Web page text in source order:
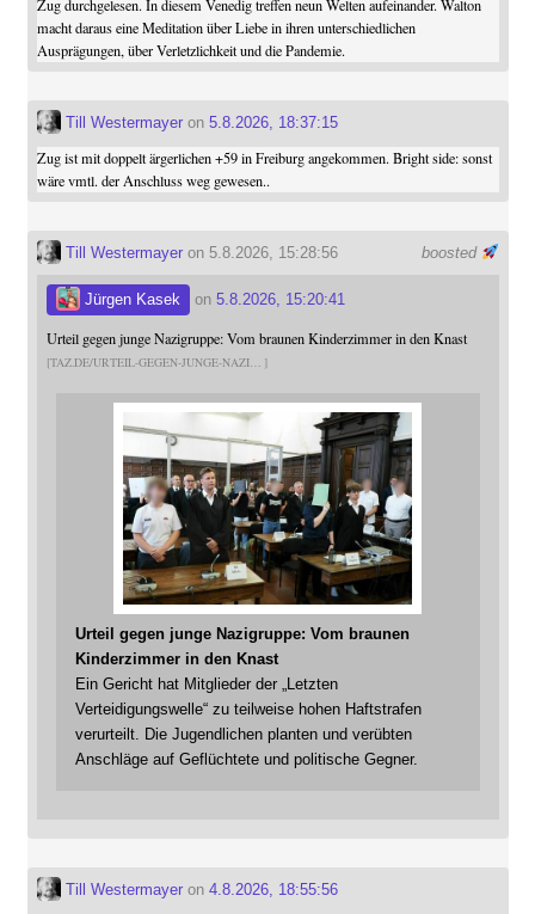
Zug durchgelesen. In diesem Venedig treffen neun Welten aufeinander. Walton
macht daraus eine Meditation über Liebe in ihren unterschiedlichen
Ausprägungen, über Verletzlichkeit und die Pandemie.
Till Westermayeron 5.8.2026, 18:37:15
Zug ist mit doppelt ärgerlichen +59 in Freiburg angekommen. Bright side: sonst
wäre vmtl. der Anschluss weg gewesen..
boosted
Till Westermayeron 5.8.2026, 15:28:56
Jürgen Kasek on 5.8.2026, 15:20:41
Urteil gegen junge Nazigruppe: Vom braunen Kinderzimmer in den Knast
TAZ.DE/URTEIL-GEGEN-JUNGE-NAZI
Urteil gegen junge Nazigruppe: Vom braunen
Kinderzimmer in den Knast
Ein Gericht hat Mitglieder der „Letzten
Verteidigungswelle“ zu teilweise hohen Haftstrafen
verurteilt. Die Jugendlichen planten und verübten
Anschläge auf Geflüchtete und politische Gegner.
Till Westermayeron 4.8.2026, 18:55:56